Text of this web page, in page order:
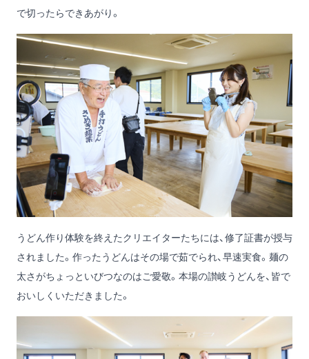
で切ったらできあがり。
うどん作り体験を終えたクリエイターたちには、修了証書が授与
されました。作ったうどんはその場で茹でられ、早速実食。麺の
太さがちょっといびつなのはご愛敬。本場の讃岐うどんを、皆で
おいしくいただきました。